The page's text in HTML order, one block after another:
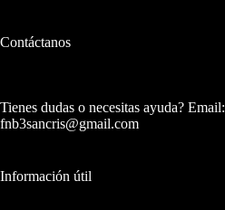
Contáctanos
Tienes dudas o necesitas ayuda? Email:
fnb3sancris@gmail.com
Información útil